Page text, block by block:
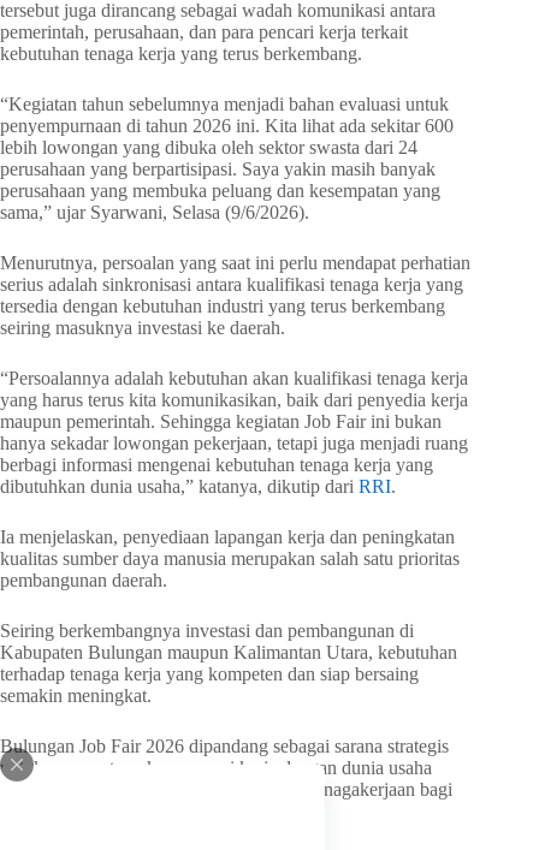
tersebut juga dirancang sebagai wadah komunikasi antara
pemerintah, perusahaan, dan para pencari kerja terkait
kebutuhan tenaga kerja yang terus berkembang.
“Kegiatan tahun sebelumnya menjadi bahan evaluasi untuk
penyempurnaan di tahun 2026 ini. Kita lihat ada sekitar 600
lebih lowongan yang dibuka oleh sektor swasta dari 24
perusahaan yang berpartisipasi. Saya yakin masih banyak
perusahaan yang membuka peluang dan kesempatan yang
sama,” ujar Syarwani, Selasa (9/6/2026).
Menurutnya, persoalan yang saat ini perlu mendapat perhatian
serius adalah sinkronisasi antara kualifikasi tenaga kerja yang
tersedia dengan kebutuhan industri yang terus berkembang
seiring masuknya investasi ke daerah.
“Persoalannya adalah kebutuhan akan kualifikasi tenaga kerja
yang harus terus kita komunikasikan, baik dari penyedia kerja
maupun pemerintah. Sehingga kegiatan Job Fair ini bukan
hanya sekadar lowongan pekerjaan, tetapi juga menjadi ruang
berbagi informasi mengenai kebutuhan tenaga kerja yang
dibutuhkan dunia usaha,” katanya, dikutip dari RRI.
Ia menjelaskan, penyediaan lapangan kerja dan peningkatan
kualitas sumber daya manusia merupakan salah satu prioritas
pembangunan daerah.
Seiring berkembangnya investasi dan pembangunan di
Kabupaten Bulungan maupun Kalimantan Utara, kebutuhan
terhadap tenaga kerja yang kompeten dan siap bersaing
semakin meningkat.
Bulungan Job Fair 2026 dipandang sebagai sarana strategis
untuk mempertemukan pencari kerja dengan dunia usaha
sekaligus memperluas akses informasi ketenagakerjaan bagi